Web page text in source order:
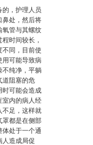
的，护理人员
鼻处，然后将
氧管与其螺纹
时间较长，
不同，目前使
用可能导致病
不纯净，平躺
道阻塞的危
时可能会造成
室内的病人经
不足，这样就
罩都是在侧部
体处于一个通
人造成局促